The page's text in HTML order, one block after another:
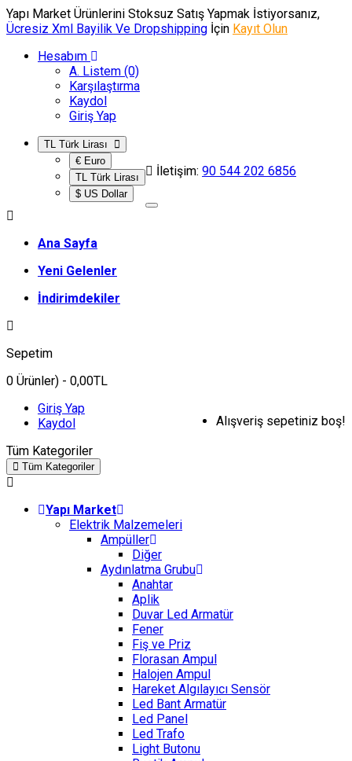
Yapı Market Ürünlerini Stoksuz Satış Yapmak İstiyorsanız,
Ücresiz Xml Bayilik Ve Dropshipping İçin Kayıt Olun
Hesabım
A. Listem (0)
Karşılaştırma
Kaydol
Giriş Yap
€ Euro
TL Türk Lirası
$ US Dollar
İletişim: 90 544 202 6856
Ana Sayfa
Yeni Gelenler
İndirimdekiler
Sepetim
0 Ürünler) - 0,00TL
Alışveriş sepetiniz boş!
Giriş Yap
Kaydol
Tüm Kategoriler
Tüm Kategoriler
Yapı Market
Elektrik Malzemeleri
Ampüller
Diğer
Aydınlatma Grubu
Anahtar
Aplik
Duvar Led Armatür
Fener
Fiş ve Priz
Florasan Ampul
Halojen Ampul
Hareket Algılayıcı Sensör
Led Bant Armatür
Led Panel
Led Trafo
Light Butonu